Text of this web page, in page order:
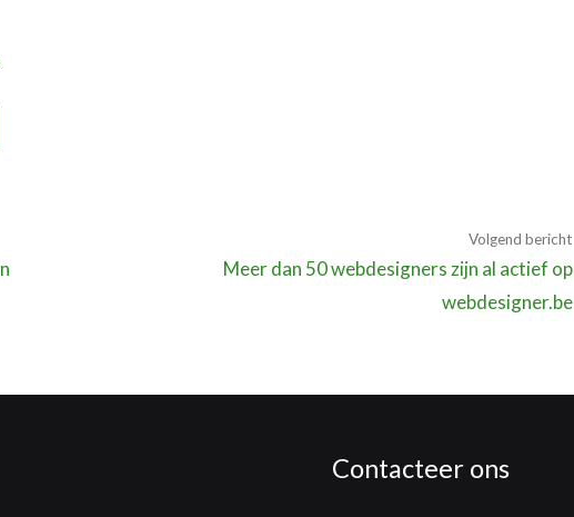
Volgend bericht
Meer dan 50 webdesigners zijn al actief op
webdesigner.be
Contacteer ons